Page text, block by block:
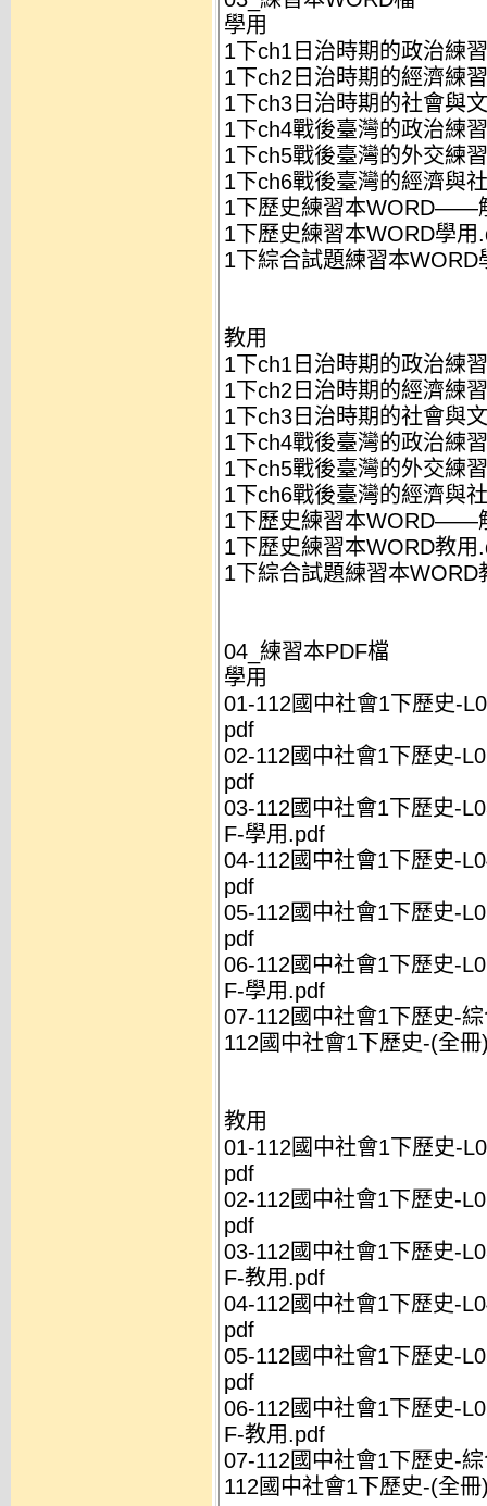
學用
1下ch1日治時期的政治練
1下ch2日治時期的經濟練
1下ch3日治時期的社會與
1下ch4戰後臺灣的政治練
1下ch5戰後臺灣的外交練
1下ch6戰後臺灣的經濟與
1下歷史練習本WORD——
1下歷史練習本WORD學用
1下綜合試題練習本WORD
教用
1下ch1日治時期的政治練
1下ch2日治時期的經濟練
1下ch3日治時期的社會與
1下ch4戰後臺灣的政治練
1下ch5戰後臺灣的外交練
1下ch6戰後臺灣的經濟與
1下歷史練習本WORD——
1下歷史練習本WORD教用
1下綜合試題練習本WORD
04_練習本PDF檔
學用
01-112國中社會1下歷史-
pdf
02-112國中社會1下歷史-
pdf
03-112國中社會1下歷史-
F-學用.pdf
04-112國中社會1下歷史-
pdf
05-112國中社會1下歷史-
pdf
06-112國中社會1下歷史-
F-學用.pdf
07-112國中社會1下歷史-
112國中社會1下歷史-(全
教用
01-112國中社會1下歷史-
pdf
02-112國中社會1下歷史-
pdf
03-112國中社會1下歷史-
F-教用.pdf
04-112國中社會1下歷史-
pdf
05-112國中社會1下歷史-
pdf
06-112國中社會1下歷史-
F-教用.pdf
07-112國中社會1下歷史-
112國中社會1下歷史-(全